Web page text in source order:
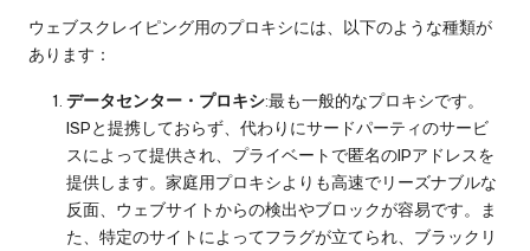
ウェブスクレイピング用のプロキシには、以下のような種類が
あります：
データセンター・プロキシ:最も一般的なプロキシです。
ISPと提携しておらず、代わりにサードパーティのサービ
スによって提供され、プライベートで匿名のIPアドレスを
提供します。家庭用プロキシよりも高速でリーズナブルな
反面、ウェブサイトからの検出やブロックが容易です。ま
た、特定のサイトによってフラグが立てられ、ブラックリ